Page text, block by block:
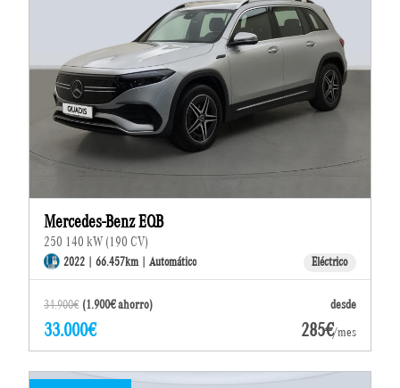
Mercedes-Benz EQB
250 140 kW (190 CV)
2022 | 66.457km | Automático Eléctrico
34.900€ (1.900€ ahorro) desde
33.000€ 285€/mes